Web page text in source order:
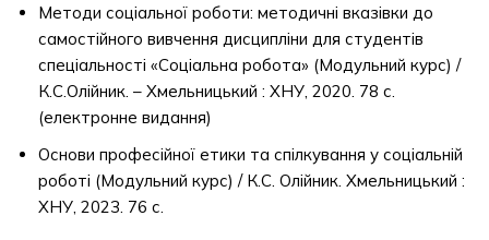
Методи соціальної роботи: методичні вказівки до
самостійного вивчення дисципліни для студентів
спеціальності «Соціальна робота» (Модульний курс) /
К.С.Олійник. – Хмельницький : ХНУ, 2020. 78 с.
(електронне видання)
Основи професійної етики та спілкування у соціальній
роботі (Модульний курс) / К.С. Олійник. Хмельницький :
ХНУ, 2023. 76 с.